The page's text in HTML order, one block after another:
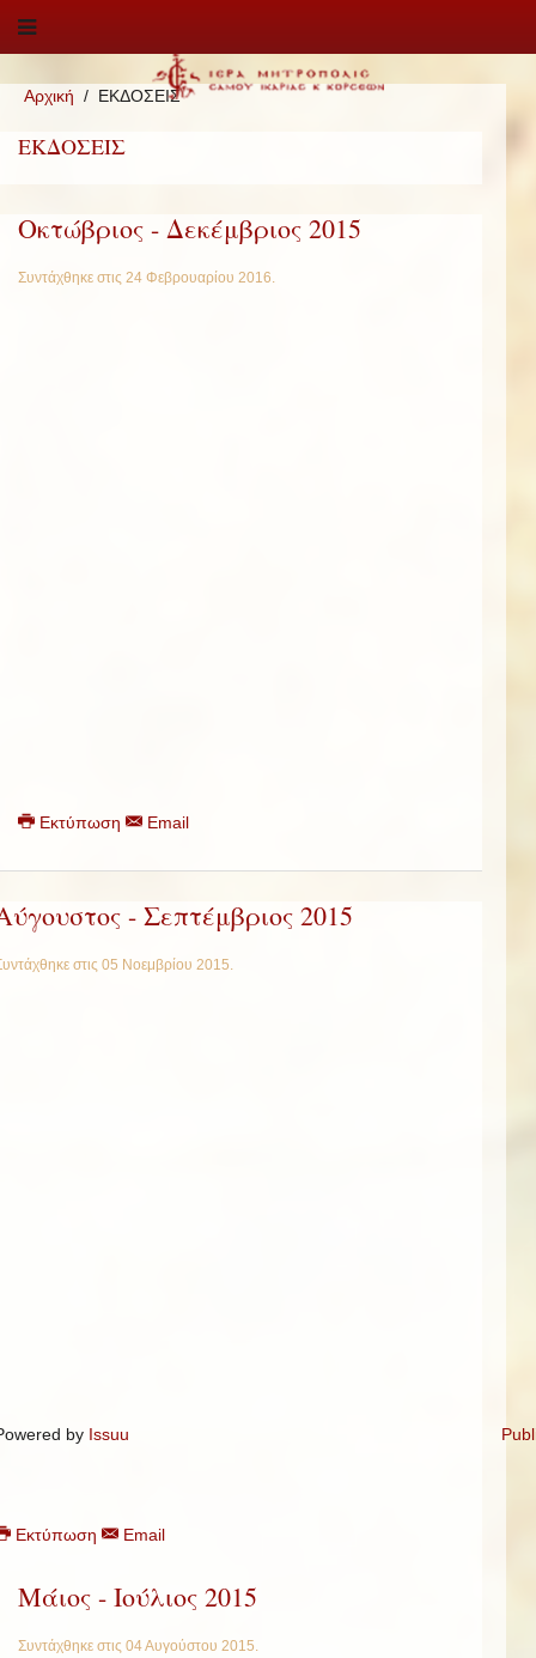
Αρχική ΕΚΔΟΣΕΙΣ
ΕΚΔΟΣΕΙΣ
Οκτώβριος - Δεκέμβριος 2015
Συντάχθηκε στις 24 Φεβρουαρίου 2016.
Εκτύπωση Email
- Σεπτέμβριος 2015
στις 05 Νοεμβρίου 2015.
by Issuu
Εκτύπωση Email
Μάιος - Ιούλιος 2015
Συντάχθηκε στις 04 Αυγούστου 2015.